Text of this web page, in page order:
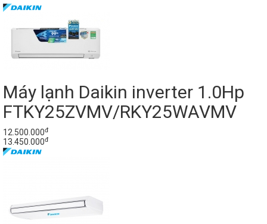
Máy lạnh Daikin inverter 1.0Hp
FTKY25ZVMV/RKY25WAVMV
12.500.000đ
13.450.000đ